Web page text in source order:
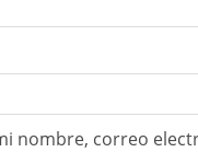
nombre, correo